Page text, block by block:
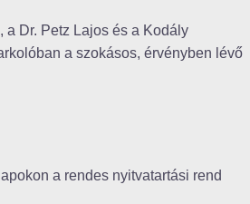
a Dr. Petz Lajos és a Kodály
a szokásos, érvényben lévő
a rendes nyitvatartási rend